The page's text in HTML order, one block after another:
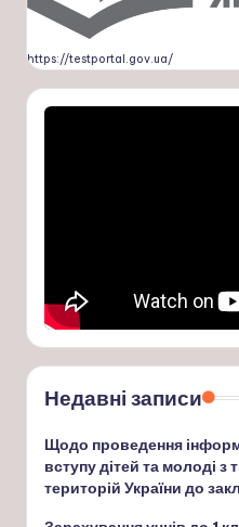
https://testportal.gov.ua/
Недавні записи
Щодо проведення
вступу дітей та молоді
територій України до